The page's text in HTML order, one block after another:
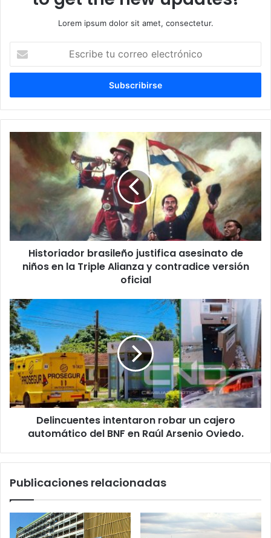
Lorem ipsum dolor sit amet, consectetur.
correo
Historiador brasileño justifica asesinato de
niños en la Triple Alianza y contradice versión
oficial
Delincuentes intentaron robar un cajero
automático del BNF en Raúl Arsenio Oviedo.
Publicaciones relacionadas